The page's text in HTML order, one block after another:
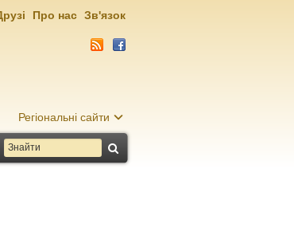
Регіональні сайти
Про нас Зв'язок